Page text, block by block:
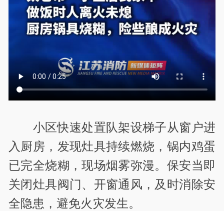
小区快速处置队架设梯子从窗户进
入厨房，发现灶具持续燃烧，锅内鸡蛋
已完全烧糊，现场烟雾弥漫。保安当即
关闭灶具阀门、开窗通风，及时消除安
全隐患，避免火灾发生。